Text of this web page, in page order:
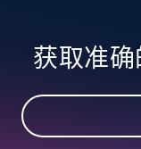
X id, URL, ID,
获取准确